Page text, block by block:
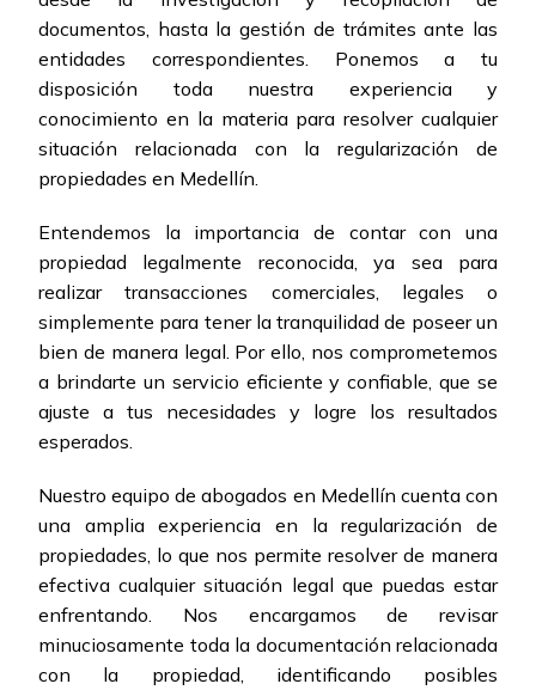
documentos, hasta la gestión de trámites ante las
entidades correspondientes. Ponemos a tu
disposición toda nuestra experiencia y
conocimiento en la materia para resolver cualquier
situación relacionada con la regularización de
propiedades en Medellín.
Entendemos la importancia de contar con una
propiedad legalmente reconocida, ya sea para
realizar transacciones comerciales, legales o
simplemente para tener la tranquilidad de poseer un
bien de manera legal. Por ello, nos comprometemos
a brindarte un servicio eficiente y confiable, que se
ajuste a tus necesidades y logre los resultados
esperados.
Nuestro equipo de abogados en Medellín cuenta con
una amplia experiencia en la regularización de
propiedades, lo que nos permite resolver de manera
efectiva cualquier situación legal que puedas estar
enfrentando. Nos encargamos de revisar
minuciosamente toda la documentación relacionada
con la propiedad, identificando posibles